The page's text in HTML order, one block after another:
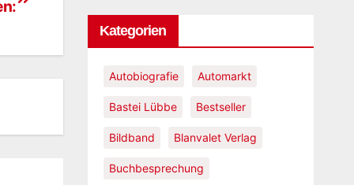
Kategorien
Autobiografie Automarkt
Bastei Lübbe Bestseller
Bildband Blanvalet Verlag
Buchbesprechung